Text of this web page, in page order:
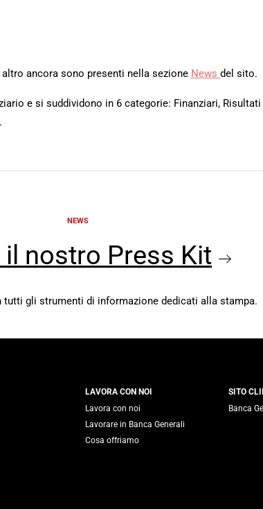
ancora sono presenti nella sezione News del sito.
e si suddividono in 6 categorie: Finanziari, Risultati
NEWS
il nostro Press Kit
tutti gli strumenti di informazione dedicati alla stampa.
LAVORA CON NOI
Lavora con noi
Lavorare in Banca Generali
Cosa offriamo
SITO
Banca